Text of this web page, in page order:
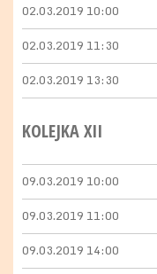
02.03.2019 10:00
02.03.2019 11:30
02.03.2019 13:30
KOLEJKA XII
09.03.2019 10:00
09.03.2019 11:00
09.03.2019 14:00